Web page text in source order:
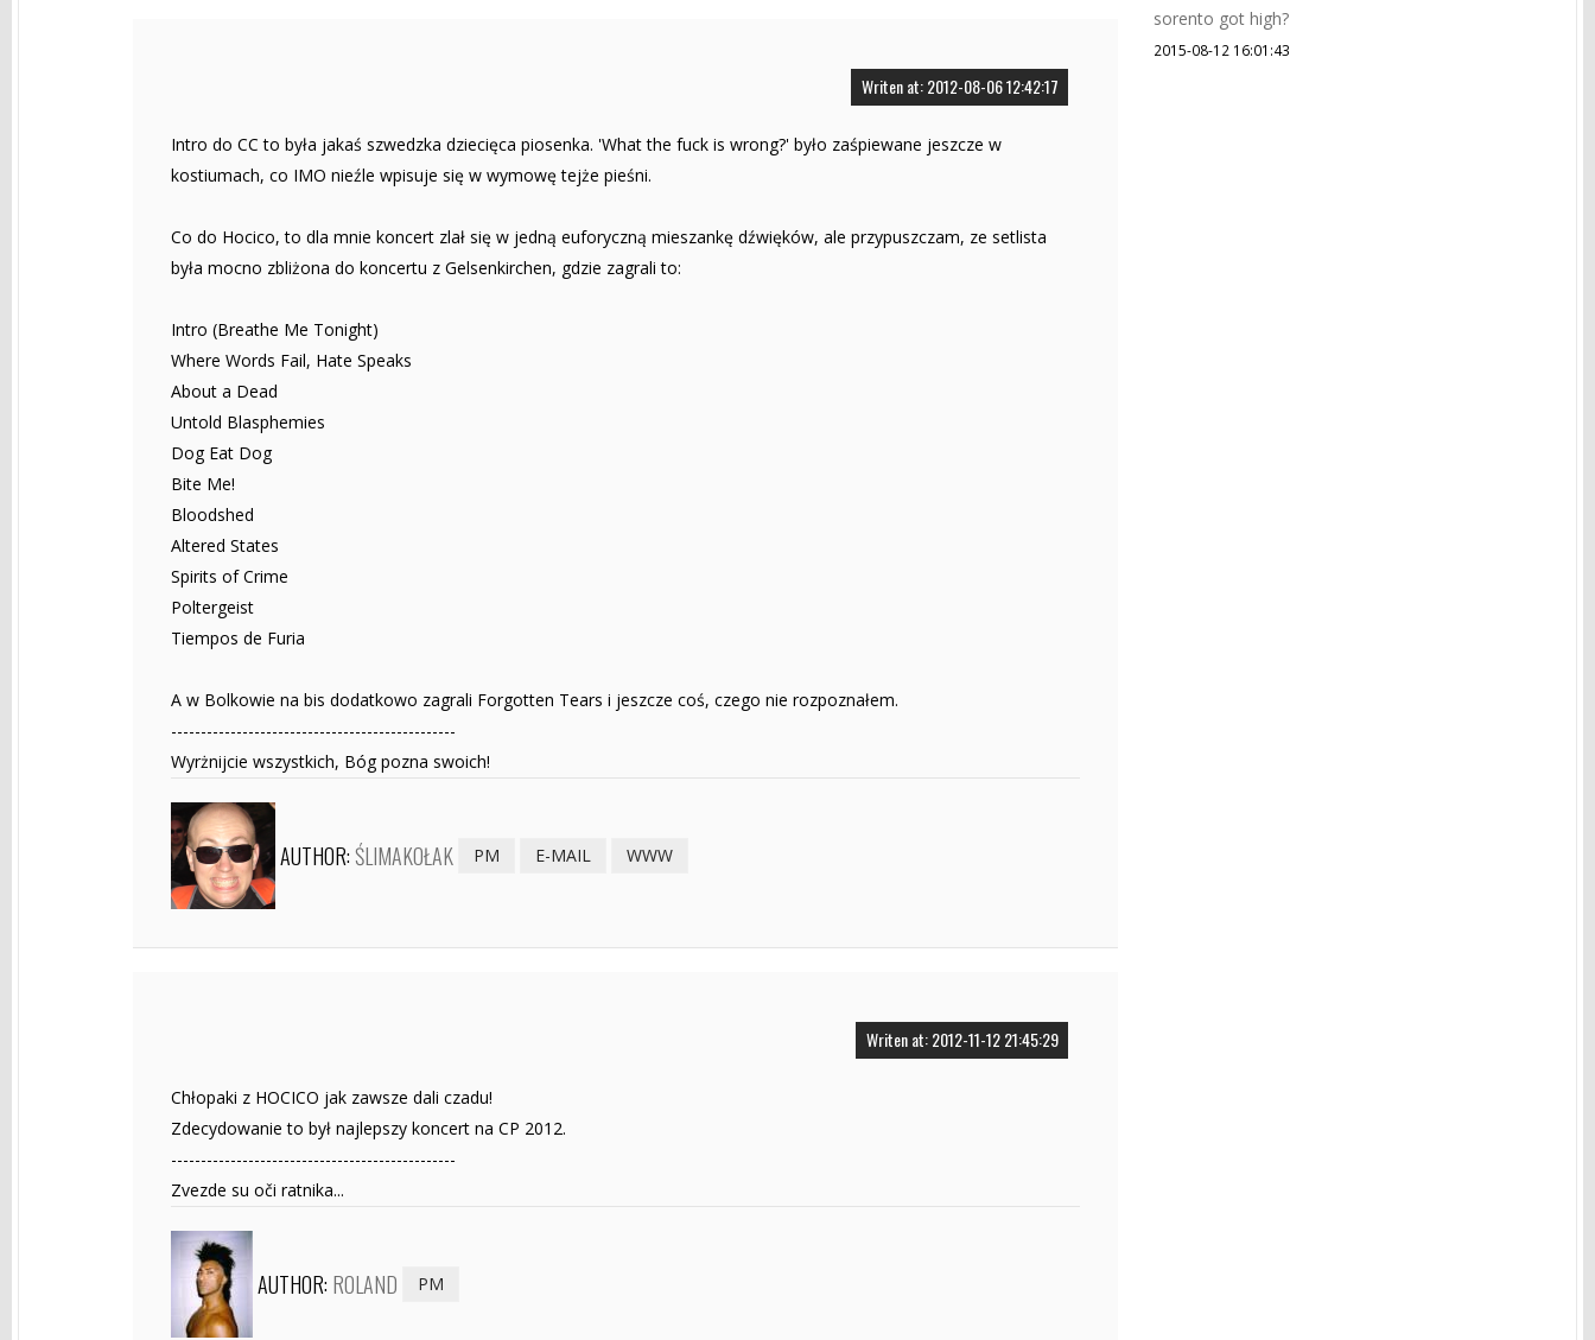
Writen at: 2012-08-06 12:42:17
Intro do CC to była jakaś szwedzka dziecięca piosenka. 'What the fuck is wrong?' było zaśpiewane jeszcze w
kostiumach, co IMO nieźle wpisuje się w wymowę tejże pieśni.
Co do Hocico, to dla mnie koncert zlał się w jedną euforyczną mieszankę dźwięków, ale przypuszczam, ze setlista
była mocno zbliżona do koncertu z Gelsenkirchen, gdzie zagrali to:
Intro (Breathe Me Tonight)
Where Words Fail, Hate Speaks
About a Dead
Untold Blasphemies
Dog Eat Dog
Bite Me!
Bloodshed
Altered States
Spirits of Crime
Poltergeist
Tiempos de Furia
A w Bolkowie na bis dodatkowo zagrali Forgotten Tears i jeszcze coś, czego nie rozpoznałem.
------------------------------------------------
Wyrżnijcie wszystkich, Bóg pozna swoich!
AUTHOR:ŚLIMAKOŁAK PM E-MAIL WWW
Writen at: 2012-11-12 21:45:29
Chłopaki z HOCICO jak zawsze dali czadu!
Zdecydowanie to był najlepszy koncert na CP 2012.
------------------------------------------------
Zvezde su oči ratnika...
AUTHOR: ROLAND PM
sorento got high?
2015-08-12 16:01:43